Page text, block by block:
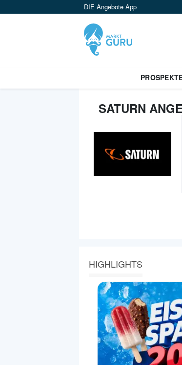
DIE Angebote App
SATURN
HIGHLIGHTS